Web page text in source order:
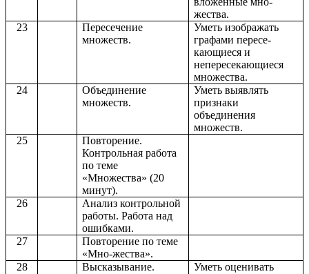
жества.
23
Пересечение
множеств.
Уметь изображать
графами пересе-
кающиеся и
непересекающиеся
множества.
24
Объединение
множеств.
Уметь выявлять
признаки
объединения
множеств.
25
Повторение.
Контрольная работа
по теме
«Множества» (20
минут).
26
Анализ контрольной
работы. Работа над
ошибками.
27
Повторение по теме
«Мно-жества».
28
Высказывание.
Уметь оценивать